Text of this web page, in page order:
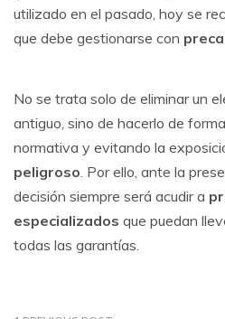
utilizado en el pasado, hoy se
que debe gestionarse con
No se trata solo de eliminar un
antiguo, sino de hacerlo de
normativa y evitando la
peligroso. Por ello, ante la
decisión siempre será acudir a
especializados que puedan
todas las garantías.